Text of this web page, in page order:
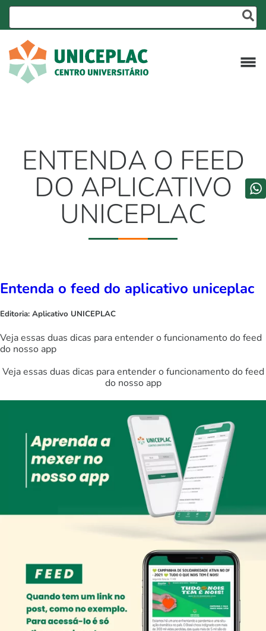
ENTENDA O FEED
DO APLICATIVO
UNICEPLAC
Entenda o feed do aplicativo uniceplac
Editoria: Aplicativo UNICEPLAC
Veja essas duas dicas para entender o funcionamento do feed
do nosso app
Veja essas duas dicas para entender o funcionamento do feed
do nosso app